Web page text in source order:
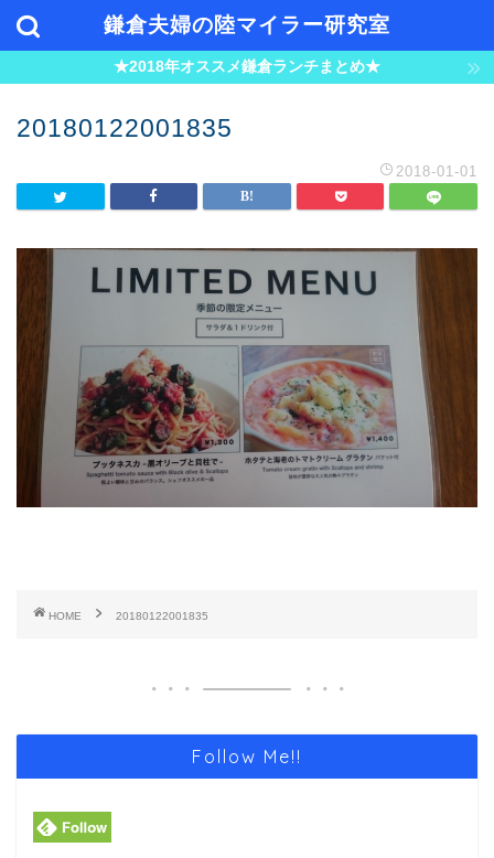
鎌倉夫婦の陸マイラー研究室
★2018年オススメ鎌倉ランチまとめ★
20180122001835
2018-01-01
HOME 20180122001835
Follow Me!!